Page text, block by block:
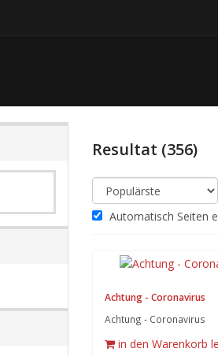
Resultat (356)
Automatisch Seiten
Achtung - Coronavirus
Achtung - Coronavirus
in den Warenkorb